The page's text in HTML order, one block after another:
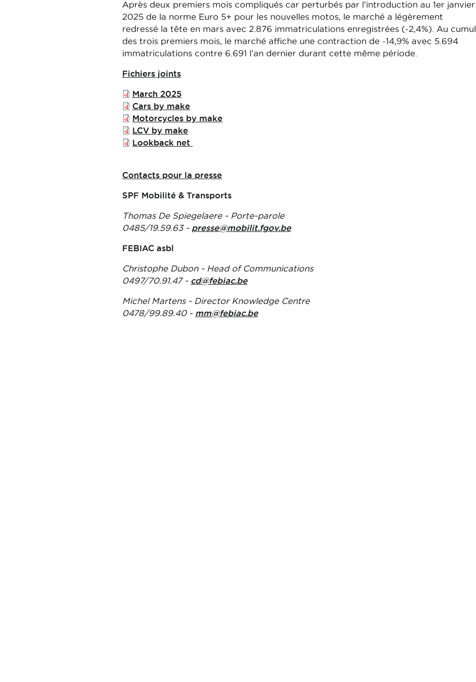
Après deux premiers mois compliqués car perturbés par l’introduction au 1er janvier
2025 de la norme Euro 5+ pour les nouvelles motos, le marché a légèrement
redressé la tête en mars avec 2.876 immatriculations enregistrées (-2,4%). Au cumul
des trois premiers mois, le marché affiche une contraction de -14,9% avec 5.694
immatriculations contre 6.691 l’an dernier durant cette même période.
Fichiers joints
FileMarch 2025
FileCars by make
FileMotorcycles by make
FileLCV by make
FileLookback net
Contacts pour la presse
SPF Mobilité & Transports
Thomas De Spiegelaere - Porte-parole
0485/19.59.63 - presse@mobilit.fgov.be
FEBIAC asbl
Christophe Dubon - Head of Communications
0497/70.91.47 - cd@febiac.be
Michel Martens - Director Knowledge Centre
0478/99.89.40 - mm@febiac.be